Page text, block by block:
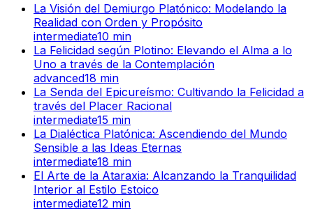
La Visión del Demiurgo Platónico: Modelando la
Realidad con Orden y Propósito
intermediate10 min
La Felicidad según Plotino: Elevando el Alma a lo
Uno a través de la Contemplación
advanced18 min
La Senda del Epicureísmo: Cultivando la Felicidad a
través del Placer Racional
intermediate15 min
La Dialéctica Platónica: Ascendiendo del Mundo
Sensible a las Ideas Eternas
intermediate18 min
El Arte de la Ataraxia: Alcanzando la Tranquilidad
Interior al Estilo Estoico
intermediate12 min